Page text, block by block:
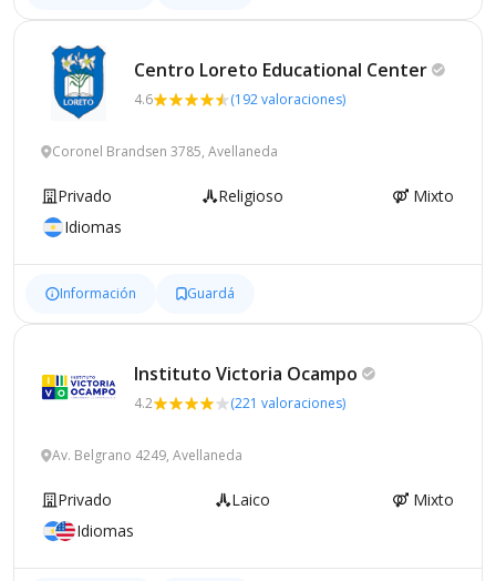
Centro Loreto Educational Center
4.6 (192 valoraciones)
Coronel Brandsen 3785, Avellaneda
Privado Religioso
Mixto
Idiomas
Información Guardá
Instituto Victoria Ocampo
4.2 (221 valoraciones)
Av. Belgrano 4249, Avellaneda
Privado Laico
Mixto
Idiomas